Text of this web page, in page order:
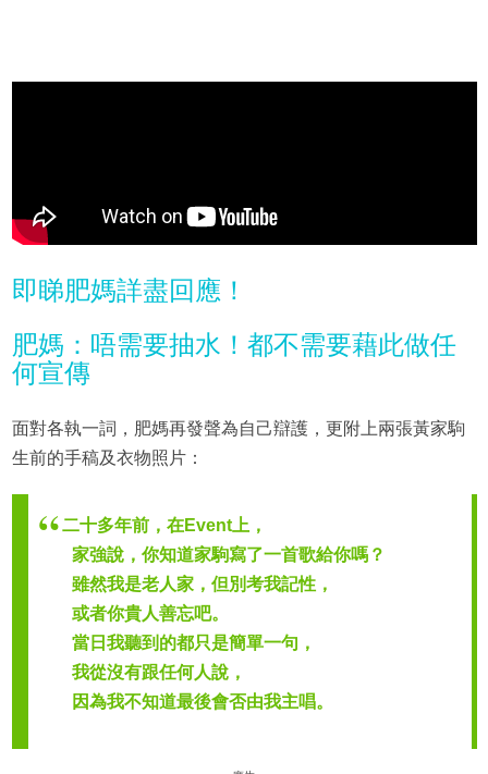
即睇肥媽詳盡回應！
肥媽：唔需要抽水！都不需要藉此做任
何宣傳
面對各執一詞，肥媽再發聲為自己辯護，更附上兩張黃家駒
生前的手稿及衣物照片：
二十多年前，在Event上，
家強說，你知道家駒寫了一首歌給你嗎？
雖然我是老人家，但別考我記性，
或者你貴人善忘吧。
當日我聽到的都只是簡單一句，
我從沒有跟任何人說，
因為我不知道最後會否由我主唱。